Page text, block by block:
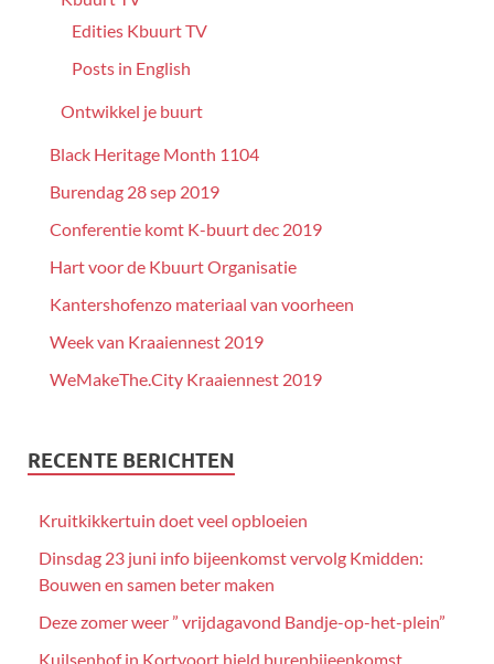
Edities Kbuurt TV
Posts in English
Ontwikkel je buurt
Black Heritage Month 1104
Burendag 28 sep 2019
Conferentie komt K-buurt dec 2019
Hart voor de Kbuurt Organisatie
Kantershofenzo materiaal van voorheen
Week van Kraaiennest 2019
WeMakeThe.City Kraaiennest 2019
RECENTE BERICHTEN
Kruitkikkertuin doet veel opbloeien
Dinsdag 23 juni info bijeenkomst vervolg Kmidden:
Bouwen en samen beter maken
Deze zomer weer ” vrijdagavond Bandje-op-het-plein”
Kuilsenhof in Kortvoort hield burenbijeenkomst